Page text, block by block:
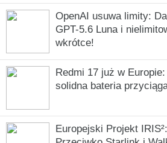
OpenAI usuwa limity:
GPT-5.6 Luna i
wkrótce!
Redmi 17 już w
solidna bateria
Europejski Projekt